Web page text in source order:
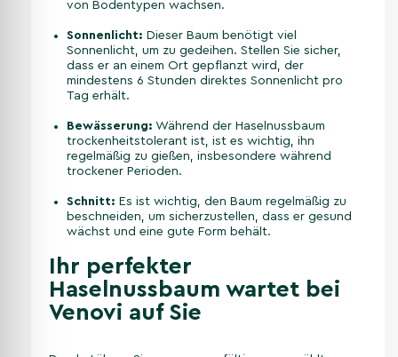
von Bodentypen wachsen.
Sonnenlicht: Dieser Baum benötigt viel
Sonnenlicht, um zu gedeihen. Stellen Sie sicher,
dass er an einem Ort gepflanzt wird, der
mindestens 6 Stunden direktes Sonnenlicht pro
Tag erhält.
Bewässerung: Während der Haselnussbaum
trockenheitstolerant ist, ist es wichtig, ihn
regelmäßig zu gießen, insbesondere während
trockener Perioden.
Schnitt: Es ist wichtig, den Baum regelmäßig zu
beschneiden, um sicherzustellen, dass er gesund
wächst und eine gute Form behält.
Ihr perfekter
Haselnussbaum wartet bei
Venovi auf Sie